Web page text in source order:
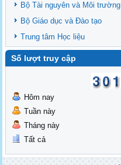
Bộ Tài nguyên và Môi trường
Bộ Giáo dục và Đào tạo
Trung tâm Học liệu
Số lượt truy cập
Hôm nay
Tuần này
Tháng này
Tất cả